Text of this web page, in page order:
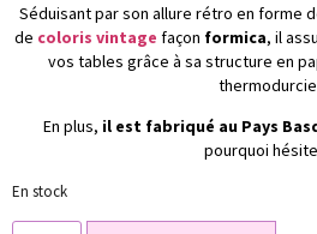
Séduisant par son allure rétro en forme
de coloris vintage façon formica, il
vos tables grâce à sa structure en
En plus, il est fabriqué au Pays
pourquoi
En stock